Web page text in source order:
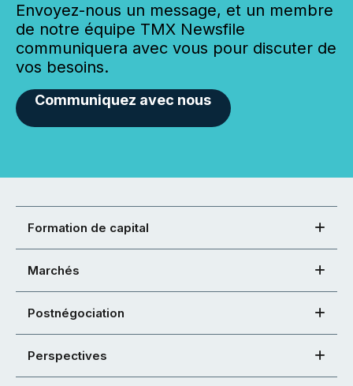
Envoyez-nous un message, et un membre
de notre équipe TMX Newsfile
communiquera avec vous pour discuter de
vos besoins.
Communiquez avec nous
Formation de capital
Marchés
Postnégociation
Perspectives